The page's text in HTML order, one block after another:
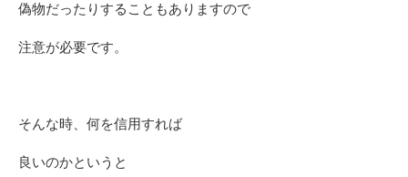
偽物だったりすることもありますので
注意が必要です。
そんな時、何を信用すれば
良いのかというと